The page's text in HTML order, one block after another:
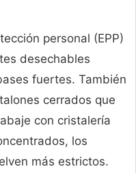
personal (EPP)
desechables
fuertes. También
cerrados que
con cristalería
los
más estrictos.